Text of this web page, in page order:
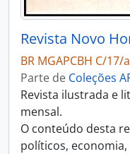
Revista Novo
BR MGAPCBH C/17/
Parte de Coleções
Revista ilustrada e
mensal.
O conteúdo desta
políticos,